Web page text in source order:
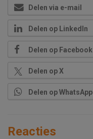
Delen via e-mail
Delen op LinkedIn
Delen op Facebook
Delen op X
Delen op WhatsApp
Reacties